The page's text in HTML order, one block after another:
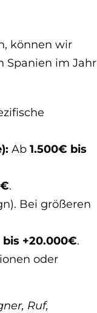
können wir
Spanien im Jahr
Ab1.500€ bis
.
Bei größeren
+20.000€.
oder
Ruf,